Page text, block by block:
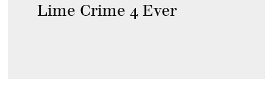
Lime Crime 4 Ever